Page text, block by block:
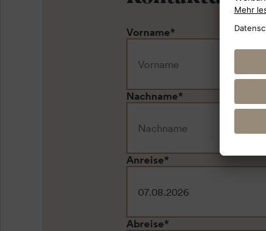
Vorname*
Nachname*
Anreise*
Abreise*